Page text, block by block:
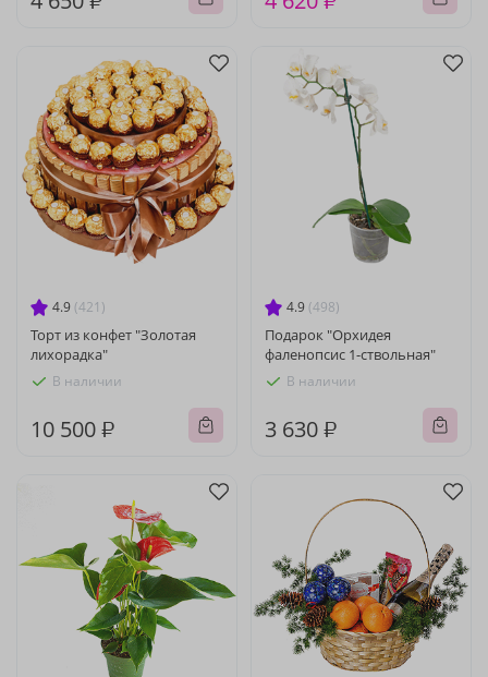
4.9 (421)
Торт из конфет "Золотая
лихорадка"
В наличии
10 500 ₽
4.9 (498)
Подарок "Орхидея
фаленопсис 1-ствольная"
В наличии
3 630 ₽